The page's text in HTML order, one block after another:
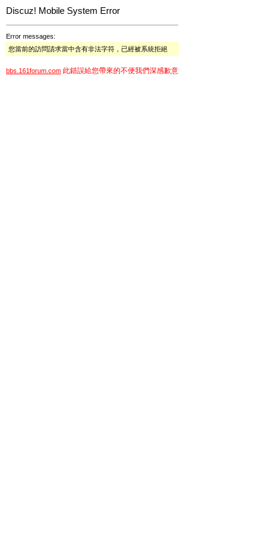
Discuz! Mobile System Error
Error messages:
您當前的訪問請求當中含有非法字符，已經被系統拒絕
bbs.161forum.com 此錯誤給您帶來的不便我們深感歉意